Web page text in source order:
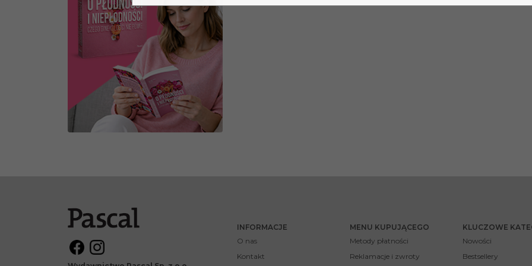
INFORMACJE
O nas
Kontakt
MENU KUPUJĄCEGO
Metody płatności
Reklamacje i zwroty
KLUCZOWE
Nowości
Bestsellery